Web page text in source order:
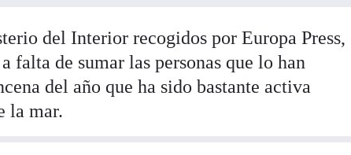
del Interior recogidos por Europa Press,
falta de sumar las personas que lo han
del año que ha sido bastante activa
la mar.